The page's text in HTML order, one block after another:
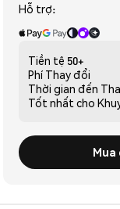
Hỗ trợ:
Tiền tệ 50+
Phí Thay đổi
Thời gian đến
Tốt nhất cho
Mua